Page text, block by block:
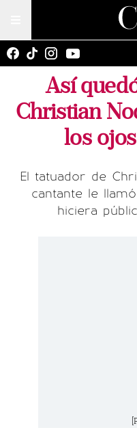
Así
Christian
los
El tatuador de
cantante le
hiciera